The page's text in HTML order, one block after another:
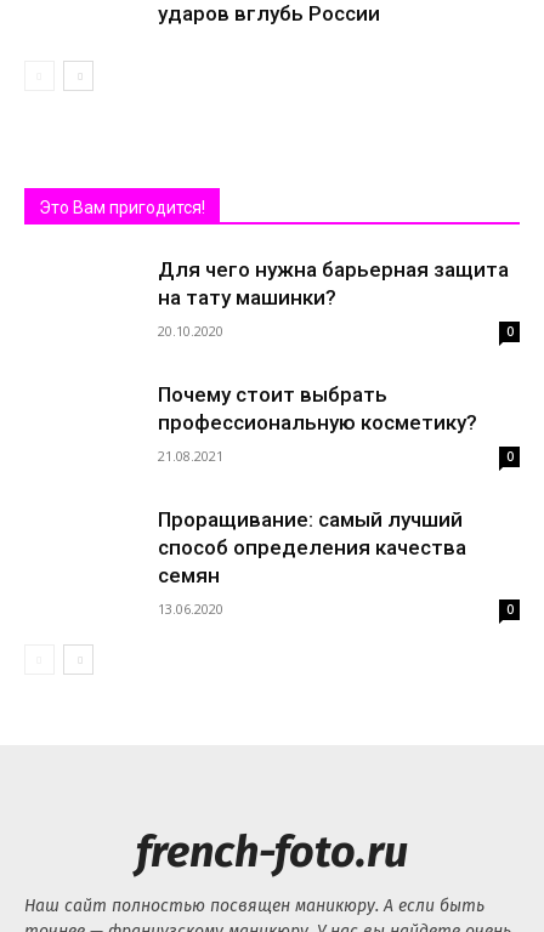
ударов вглубь России
Это Вам пригодится!
Для чего нужна барьерная защита
на тату машинки?
20.10.2020 0
Почему стоит выбрать
профессиональную косметику?
21.08.2021 0
Проращивание: самый лучший
способ определения качества
семян
13.06.2020 0
french-foto.ru
Наш сайт полностью посвящен маникюру. А если быть